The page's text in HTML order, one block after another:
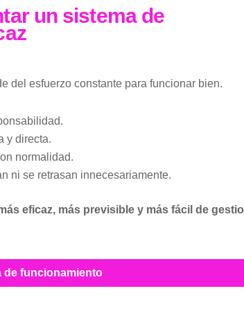
un sistema de
del esfuerzo constante para funcionar bien.
y directa.
normalidad.
ni se retrasan innecesariamente.
eficaz, más previsible y más fácil de
de funcionamiento